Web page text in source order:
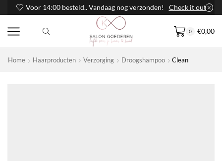
Voor 14:00 besteld.. Vandaag nog verzonden! Check it out
0 €0,00
Home Haarproducten Verzorging Droogshampoo Clean